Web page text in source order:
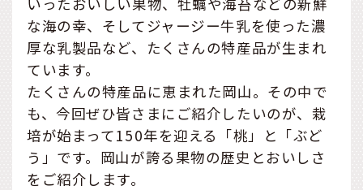
な海の幸、そしてジャージー牛乳を使った濃
厚な乳製品など、たくさんの特産品が生まれ
ています。
たくさんの特産品に恵まれた岡山。その中で
も、今回ぜひ皆さまにご紹介したいのが、栽
培が始まって150年を迎える「桃」と「ぶど
う」です。岡山が誇る果物の歴史とおいしさ
をご紹介します。